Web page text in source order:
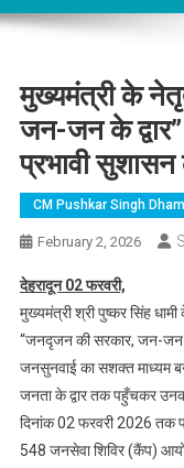
मुख्यमंत्री के
जन-जन के
प्रभावी सुशासन
CM Pushkar Singh
February 2, 2026
देहरादून 02 फरवरी,
मुख्यमंत्री श्री पुष्कर सिंह
“जनदृजन की सरकार, जन-जन के
जनसुनवाई का सशक्त माध्यम
जनता के द्वार तक पहुँचकर
दिनांक 02 फरवरी 2026 तक
548 जनसेवा शिविर (कैंप)